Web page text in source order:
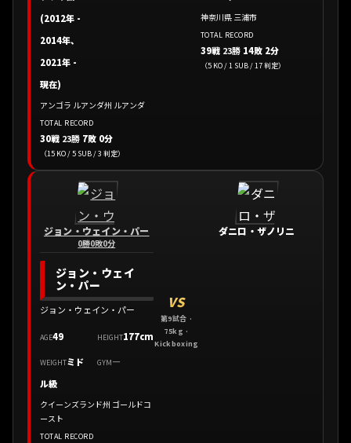
(2012年 -
2014年、
2021年 -
現在)
アンゴラ ルアンダ州 ルアンダ
TOTAL RECORD
30戦 23勝 7敗 0分
（15 KO / 5 SUB / 3 判定）
神奈川県 三浦市
TOTAL RECORD
39戦 23勝14敗 2分
（5 KO / 1 SUB / 17 判定）
ジョン・ウェイン・パー
0勝0敗0分
ジョン・ウェイ
ン・パー
ジョン・ウェイン・パー
AGE49 HEIGHT177cm
WEIGHTミド
ル級
GYM—
クイーンズランド州 ゴールドコ
ースト
TOTAL RECORD
VS
第9試合 ·
75kg ·
Kickboxing
ダニロ・ザノリニ